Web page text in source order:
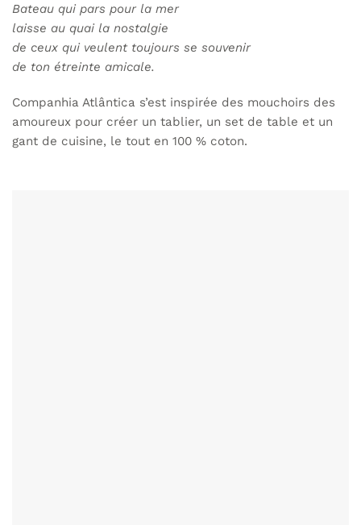
Bateau qui pars pour la mer
laisse au quai la nostalgie
de ceux qui veulent toujours se souvenir
de ton étreinte amicale.
Companhia Atlântica s’est inspirée des mouchoirs des
amoureux pour créer un tablier, un set de table et un
gant de cuisine, le tout en 100 % coton.